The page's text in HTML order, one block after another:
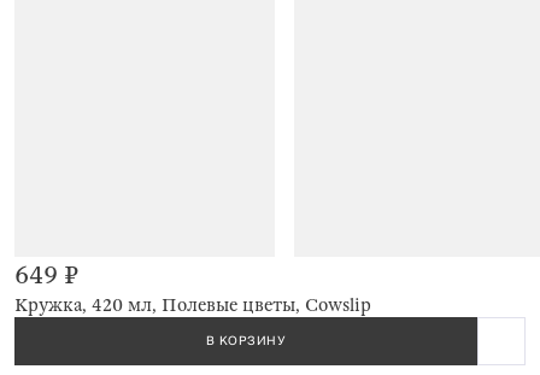
Кружка, 420 мл, Полевые цветы, Cowslip
649 ₽
В КОРЗИНУ